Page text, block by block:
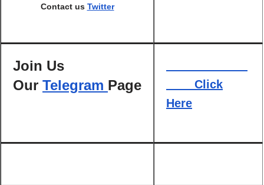
Contact us Twitter
Join Us
Our Telegram Page
Click
Here